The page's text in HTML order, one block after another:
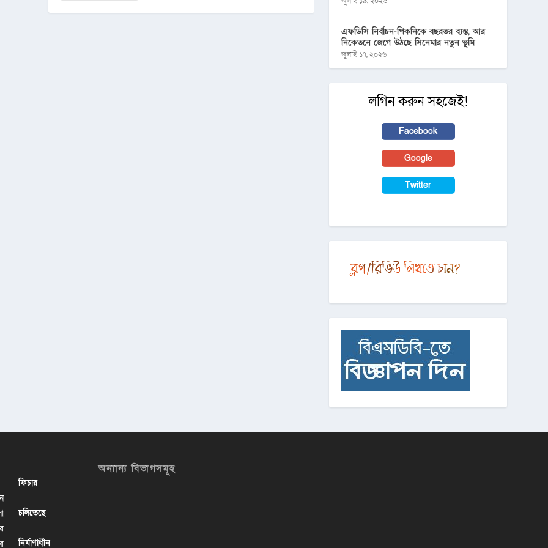
এফডিসি নির্বাচন-পিকনিকে বছরভর ব্যস্ত, আর
নিকেতনে জেগে উঠছে সিনেমার নতুন ভূমি
জুলাই ১৭, ২০২৬
লগিন করুন সহজেই!
Facebook
Google
Twitter
অন্যান্য বিভাগসমূহ
ফিচার
চলিতেছে
নির্মাণাধীন